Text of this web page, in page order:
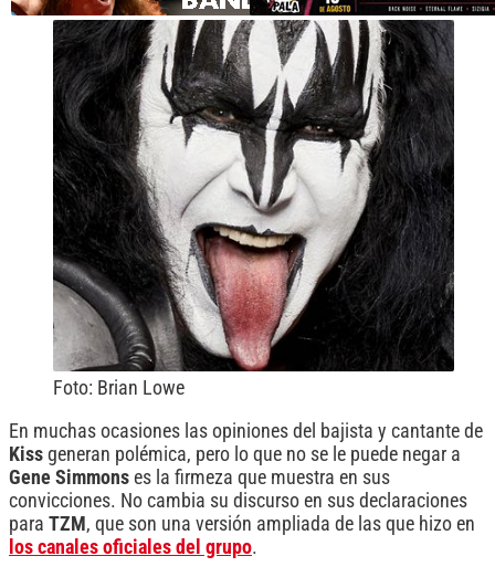
Foto: Brian Lowe
En muchas ocasiones las opiniones del bajista y cantante de
Kiss generan polémica, pero lo que no se le puede negar a
Gene Simmons es la firmeza que muestra en sus
convicciones. No cambia su discurso en sus declaraciones
para TZM, que son una versión ampliada de las que hizo en
los canales oficiales del grupo.